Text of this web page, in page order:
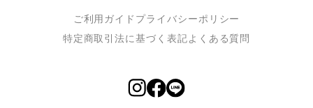
ご利用ガイド プライバシーポリシー
特定商取引法に基づく表記よくある質問